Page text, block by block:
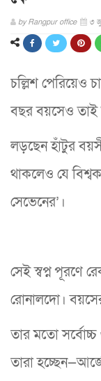
byRangpur office ৩
চল্লিশ পেরিয়েও
বছর বয়সেও তাই
লড়ছেন হাঁটুর
থাকলেও যে
সেভেনের’।
সেই স্বপ্ন পূরণে
রোনালদো।
তার মতো
তারা